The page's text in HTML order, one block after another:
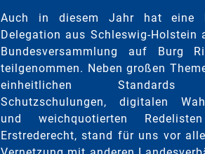
Auch in diesem Jahr hat eine
Delegation aus Schleswig-Holstein
Bundesversammlung auf Burg
teilgenommen. Neben großen
einheitlichen
Schutzschulungen, digitalen
und weichquotierten
Erstrederecht, stand für uns vor